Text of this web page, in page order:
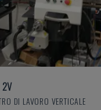
DI LAVORO VERTICALE